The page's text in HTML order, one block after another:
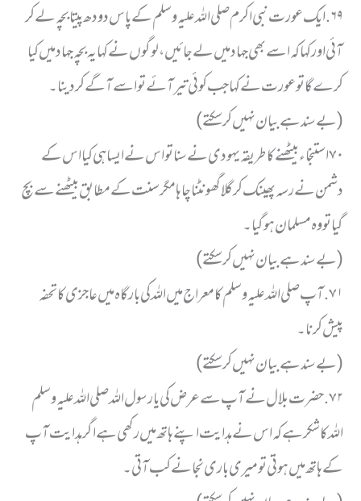
٦٩. ایک عورت نبی اکرم صلی اللہ علیہ وسلم کے پاس دودھ پیتا بچہ لے کر
آئی اور کہا کہ اسے بھی جہاد میں لے جائیں ، لوگوں نے کہا یہ بچہ جہاد میں کیا
کرے گا تو عورت نے کہا جب کوئی تیر آئے تو اسے آگے کر دینا ۔
( بے سند ہے بیان نہیں کر سکتے)
٧٠ استنجاء بیٹھنے کا طریقہ یہودی نے سنا تو اس نے ایسا ہی کیا اس کے
دشمن نے رسہ پھینک کر گلا گھونٹنا چاہا مگر سنت کے مطابق بیٹھنے سے بچ
گیا تو وہ مسلمان ہو گیا ۔
( بے سند ہے بیان نہیں کر سکتے)
٧١. آپ صلی اللہ علیہ وسلم کا معراج میں اللہ کی بارگاہ میں عاجزی کا تحفہ
پیش کرنا ۔
( بے سند ہے بیان نہیں کر سکتے)
٧٢. حضرت بلال نے آپ سے عرض کی یارسول اللہ صلی اللہ علیہ وسلم
اللہ کا شکر ہے کہ اس نے ہدایت اپنے ہاتھ میں رکھی ہے اگر ہدایت آپ
کے ہاتھ میں ہوتی تو میری باری نجانے کب آتی ۔